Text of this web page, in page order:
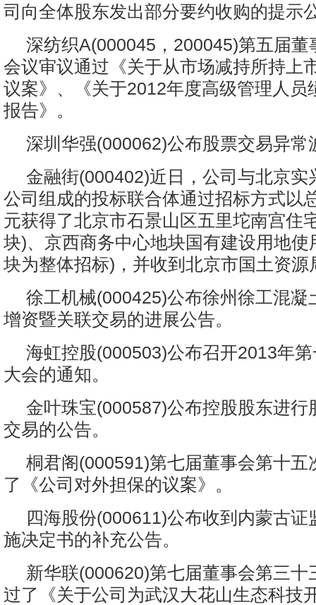
司向全体股东发出部分要约收购的提示
深纺织A(000045，200045)第五届董
会议审议通过《关于从市场减持所持上
议案》、《关于2012年度高级管理人员
报告》。
深圳华强(000062)公布股票交易异常
金融街(000402)近日，公司与北京实
公司组成的投标联合体通过招标方式以
元获得了北京市石景山区五里坨南宫住
块)、京西商务中心地块国有建设用地使
块为整体招标)，并收到北京市国土资源
徐工机械(000425)公布徐州徐工混凝
增资暨关联交易的进展公告。
海虹控股(000503)公布召开2013年
大会的通知。
金叶珠宝(000587)公布控股股东进行
交易的公告。
桐君阁(000591)第七届董事会第十五
了《公司对外担保的议案》。
四海股份(000611)公布收到内蒙古证
施决定书的补充公告。
新华联(000620)第七届董事会第三十
过了《关于公司为武汉大花山生态科技